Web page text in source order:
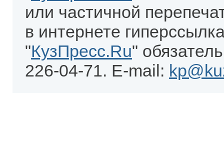
или частичной
в интернете
"КузПресс.Ru"
226-04-71. E-mail: